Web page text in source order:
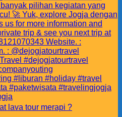
lava tour merapi ?